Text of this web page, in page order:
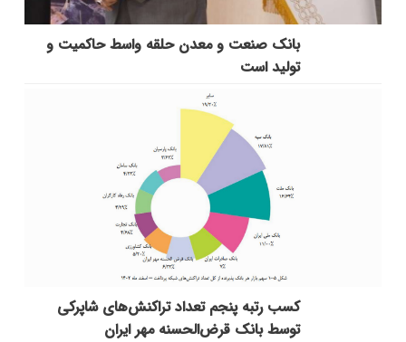
بانك صنعت و معدن حلقه واسط حاكمیت و
تولید است
کسب رتبه پنجم تعداد تراکنش‌های شاپرکی
توسط بانک قرض‌الحسنه مهر ایران